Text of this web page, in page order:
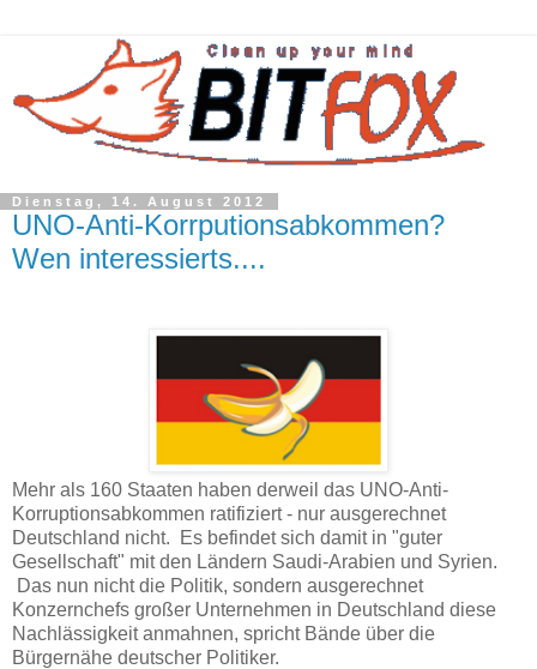
Dienstag, 14. August 2012
UNO-Anti-Korrputionsabkommen?
Wen interessierts....
Mehr als 160 Staaten haben derweil das UNO-Anti-
Korruptionsabkommen ratifiziert - nur ausgerechnet
Deutschland nicht. Es befindet sich damit in "guter
Gesellschaft" mit den Ländern Saudi-Arabien und Syrien.
Das nun nicht die Politik, sondern ausgerechnet
Konzernchefs großer Unternehmen in Deutschland diese
Nachlässigkeit anmahnen, spricht Bände über die
Bürgernähe deutscher Politiker.